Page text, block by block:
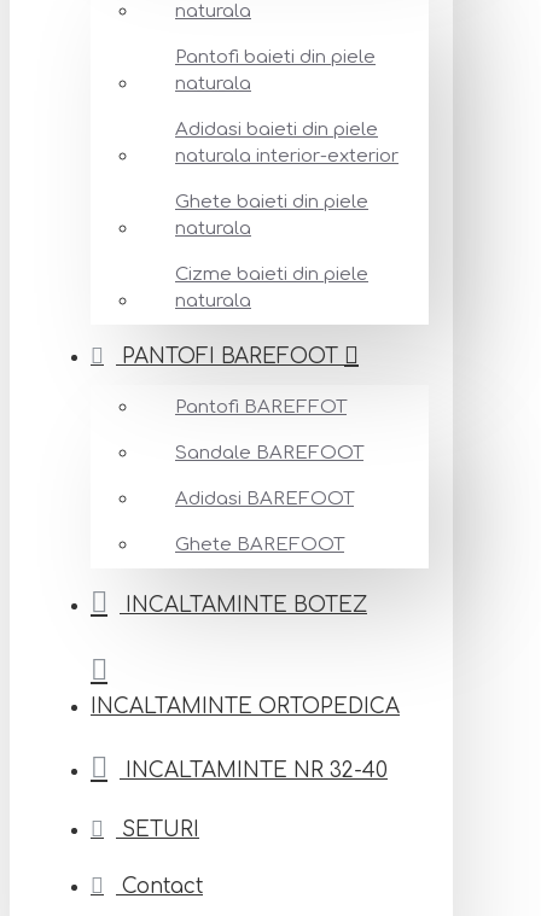
naturala
Pantofi baieti din piele
naturala
Adidasi baieti din piele
naturala interior-exterior
Ghete baieti din piele
naturala
Cizme baieti din piele
naturala
PANTOFI BAREFOOT
Pantofi BAREFFOT
Sandale BAREFOOT
Adidasi BAREFOOT
Ghete BAREFOOT
INCALTAMINTE BOTEZ
INCALTAMINTE ORTOPEDICA
INCALTAMINTE NR 32-40
SETURI
Contact